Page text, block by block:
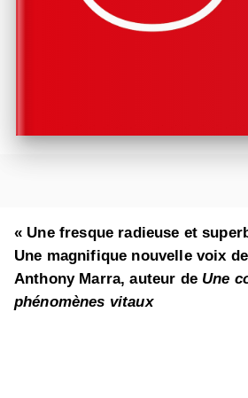
« Une fresque radieuse et
Une magnifique nouvelle voix
Anthony Marra, auteur deUne
phénomènes vitaux